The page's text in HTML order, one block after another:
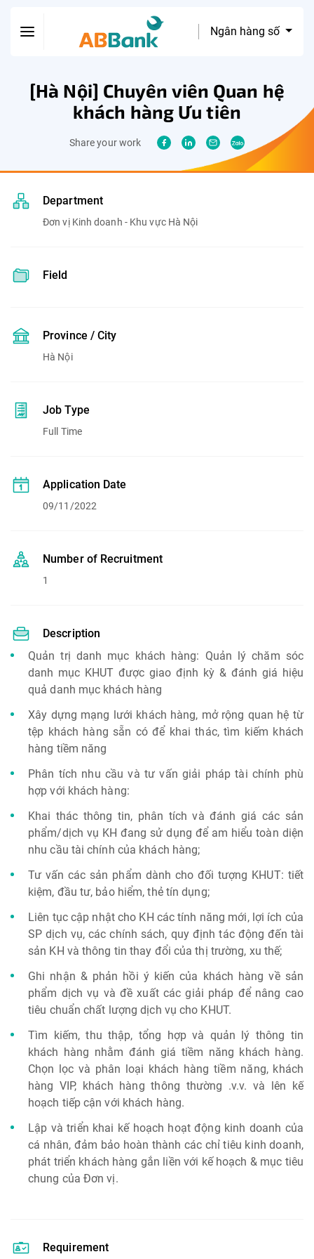
Ngân hàng số
[Hà Nội] Chuyên viên Quan hệ
khách hàng Ưu tiên
Share your work
Department
Đơn vị Kinh doanh - Khu vực Hà Nội
Field
Province / City
Hà Nội
Job Type
Full Time
Application Date
09/11/2022
Number of Recruitment
1
Description
Quản trị danh mục khách hàng: Quản lý chăm sóc
danh mục KHUT được giao định kỳ & đánh giá hiệu
quả danh mục khách hàng
Xây dựng mạng lưới khách hàng, mở rộng quan hệ từ
tệp khách hàng sẵn có để khai thác, tìm kiếm khách
hàng tiềm năng
Phân tích nhu cầu và tư vấn giải pháp tài chính phù
hợp với khách hàng:
Khai thác thông tin, phân tích và đánh giá các sản
phẩm/dịch vụ KH đang sử dụng để am hiểu toàn diện
nhu cầu tài chính của khách hàng;
Tư vấn các sản phẩm dành cho đối tượng KHUT: tiết
kiệm, đầu tư, bảo hiểm, thẻ tín dụng;
Liên tục cập nhật cho KH các tính năng mới, lợi ích của
SP dịch vụ, các chính sách, quy định tác động đến tài
sản KH và thông tin thay đổi của thị trường, xu thế;
Ghi nhận & phản hồi ý kiến của khách hàng về sản
phẩm dịch vụ và đề xuất các giải pháp để nâng cao
tiêu chuẩn chất lượng dịch vụ cho KHUT.
Tìm kiếm, thu thập, tổng hợp và quản lý thông tin
khách hàng nhằm đánh giá tiềm năng khách hàng.
Chọn lọc và phân loại khách hàng tiềm năng, khách
hàng VIP, khách hàng thông thường .v.v. và lên kế
hoạch tiếp cận với khách hàng.
Lập và triển khai kế hoạch hoạt động kinh doanh của
cá nhân, đảm bảo hoàn thành các chỉ tiêu kinh doanh,
phát triển khách hàng gắn liền với kế hoạch & mục tiêu
chung của Đơn vị.
Requirement